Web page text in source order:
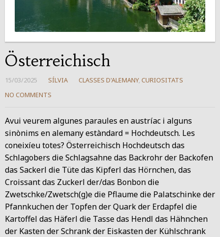
Österreichisch
15/03/2025 SÍLVIA CLASSES D'ALEMANY, CURIOSITATS
NO COMMENTS
Avui veurem algunes paraules en austríac i alguns
sinònims en alemany estàndard = Hochdeutsch. Les
coneixíeu totes? Österreichisch Hochdeutsch das
Schlagobers die Schlagsahne das Backrohr der Backofen
das Sackerl die Tüte das Kipferl das Hörnchen, das
Croissant das Zuckerl der/das Bonbon die
Zwetschke/Zwetsch(g)e die Pflaume die Palatschinke der
Pfannkuchen der Topfen der Quark der Erdapfel die
Kartoffel das Häferl die Tasse das Hendl das Hähnchen
der Kasten der Schrank der Eiskasten der Kühlschrank